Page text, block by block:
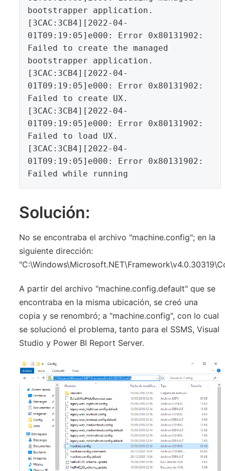
bootstrapper application.
[3CAC:3CB4][2022-04-
01T09:19:05]e000: Error 0x80131902:
Failed to create the managed
bootstrapper application.
[3CAC:3CB4][2022-04-
01T09:19:05]e000: Error 0x80131902:
Failed to create UX.
[3CAC:3CB4][2022-04-
01T09:19:05]e000: Error 0x80131902:
Failed to load UX.
[3CAC:3CB4][2022-04-
01T09:19:05]e000: Error 0x80131902:
Failed while running
Solución:
No se encontraba el archivo "machine.config"; en la
siguiente dirección:
A partir del archivo "machine.config.default" que se
encontraba en la misma ubicación, se creó una
copia y se renombró; a "machine.config", con lo cual
se solucionó el problema, tanto para el SSMS, Visual
Studio y Power BI Report Server.